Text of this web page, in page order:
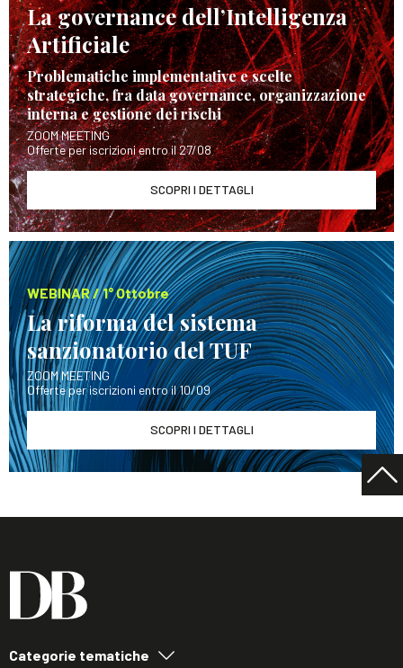
La governance dell’Intelligenza
Artificiale
Problematiche implementative e scelte
strategiche, fra data governance, organizzazione
interna e gestione dei rischi
ZOOM MEETING
Offerte per iscrizioni entro il 27/08
SCOPRI I DETTAGLI
WEBINAR / 1° Ottobre
La riforma del sistema
sanzionatorio del TUF
ZOOM MEETING
Offerte per iscrizioni entro il 10/09
SCOPRI I DETTAGLI
Categorie tematiche